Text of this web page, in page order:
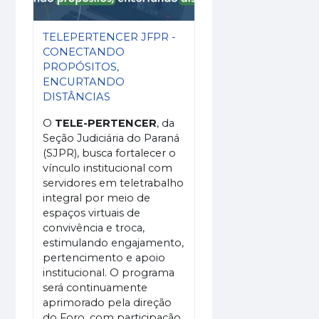
TELEPERTENCER JFPR -
CONECTANDO
PROPÓSITOS,
ENCURTANDO
DISTÂNCIAS
O TELE-PERTENCER, da
Seção Judiciária do Paraná
(SJPR), busca fortalecer o
vínculo institucional com
servidores em teletrabalho
integral por meio de
espaços virtuais de
convivência e troca,
estimulando engajamento,
pertencimento e apoio
institucional. O programa
será continuamente
aprimorado pela direção